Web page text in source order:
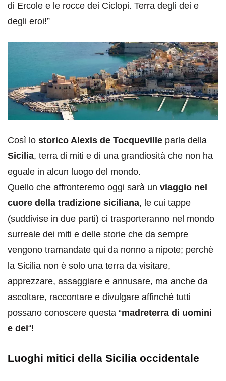
di Ercole e le rocce dei Ciclopi. Terra degli dei e
degli eroi!”
Così lo storico Alexis de Tocqueville parla della
Sicilia, terra di miti e di una grandiosità che non ha
eguale in alcun luogo del mondo.
Quello che affronteremo oggi sarà un viaggio nel
cuore della tradizione siciliana, le cui tappe
(suddivise in due parti) ci trasporteranno nel mondo
surreale dei miti e delle storie che da sempre
vengono tramandate qui da nonno a nipote; perchè
la Sicilia non è solo una terra da visitare,
apprezzare, assaggiare e annusare, ma anche da
ascoltare, raccontare e divulgare affinché tutti
possano conoscere questa “madreterra di uomini
e dei“!
Luoghi mitici della Sicilia occidentale